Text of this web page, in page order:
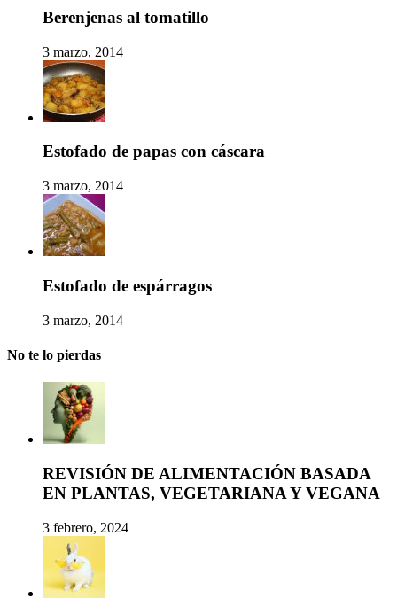
Berenjenas al tomatillo
3 marzo, 2014
Estofado de papas con cáscara
3 marzo, 2014
Estofado de espárragos
3 marzo, 2014
No te lo pierdas
REVISIÓN DE ALIMENTACIÓN BASADA
EN PLANTAS, VEGETARIANA Y VEGANA
3 febrero, 2024